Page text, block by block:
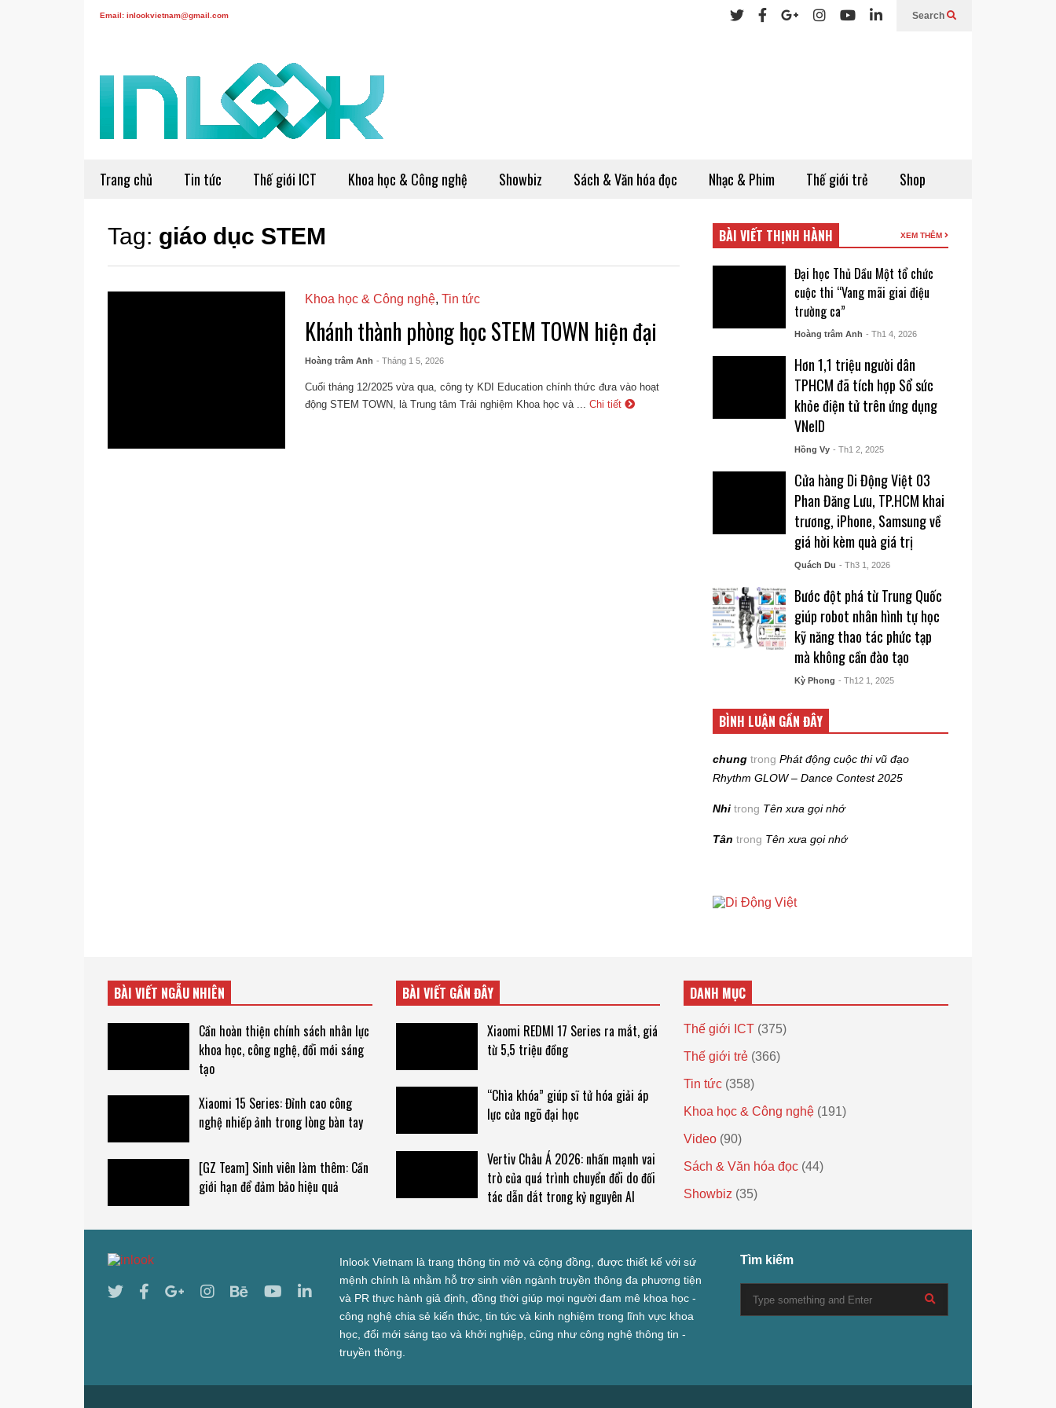
Email: inlookvietnam@gmail.com Search
Trang chủ Tin tức Thế giới ICT Khoa học & Công nghệ Showbiz Sách & Văn hóa đọc Nhạc & Phim Thế giới trẻ Shop
Tag: giáo dục STEM
Khoa học & Công nghệ, Tin tức
Khánh thành phòng học STEM TOWN hiện đại
Hoàng trâm Anh - Tháng 1 5, 2026
Cuối tháng 12/2025 vừa qua, công ty KDI Education chính thức đưa vào hoạt
động STEM TOWN, là Trung tâm Trải nghiệm Khoa học và ...
Chi tiết
BÀI VIẾT THỊNH HÀNH XEM THÊM
Đại học Thủ Dầu Một tổ chức
cuộc thi “Vang mãi giai điệu
trường ca”
Hoàng trâm Anh - Th1 4, 2026
Hơn 1,1 triệu người dân
TPHCM đã tích hợp Sổ sức
khỏe điện tử trên ứng dụng
VNeID
Hồng Vy - Th1 2, 2025
Cửa hàng Di Động Việt 03
Phan Đăng Lưu, TP.HCM khai
trương, iPhone, Samsung về
giá hời kèm quà giá trị
Quách Du - Th3 1, 2026
Bước đột phá từ Trung Quốc
giúp robot nhân hình tự học
kỹ năng thao tác phức tạp
mà không cần đào tạo
Kỳ Phong - Th12 1, 2025
BÌNH LUẬN GẦN ĐÂY
chung trongPhát động cuộc thi vũ đạo
Rhythm GLOW – Dance Contest 2025
Nhi trong Tên xưa gọi nhớ
Tân trong Tên xưa gọi nhớ
BÀI VIẾT NGẪU NHIÊN
Cần hoàn thiện chính sách nhân lực
khoa học, công nghệ, đổi mới sáng
tạo
Xiaomi 15 Series: Đỉnh cao công
nghệ nhiếp ảnh trong lòng bàn tay
[GZ Team] Sinh viên làm thêm: Cần
giới hạn để đảm bảo hiệu quả
BÀI VIẾT GẦN ĐÂY
Xiaomi REDMI 17 Series ra mắt, giá
từ 5,5 triệu đồng
“Chìa khóa” giúp sĩ tử hóa giải áp
lực cửa ngõ đại học
Vertiv Châu Á 2026: nhấn mạnh vai
trò của quá trình chuyển đổi do đối
tác dẫn dắt trong kỷ nguyên AI
DANH MỤC
Thế giới ICT (375)
Thế giới trẻ (366)
Tin tức (358)
Khoa học & Công nghệ (191)
Video (90)
Sách & Văn hóa đọc (44)
Showbiz (35)
Inlook Vietnam là trang thông tin mở và cộng đồng, được thiết kế với sứ
mệnh chính là nhằm hỗ trợ sinh viên ngành truyền thông đa phương tiện
và PR thực hành giả định, đồng thời giúp mọi người đam mê khoa học -
công nghệ chia sẻ kiến thức, tin tức và kinh nghiệm trong lĩnh vực khoa
học, đổi mới sáng tạo và khởi nghiệp, cũng như công nghệ thông tin -
truyền thông.
Tìm kiếm